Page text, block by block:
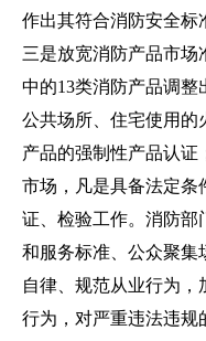
作出其符合消防安全标
三是放宽消防产品市场
中的13类消防产品调整
公共场所、住宅使用的
产品的强制性产品认证
市场，凡是具备法定条
证、检验工作。消防部
和服务标准、公众聚集
自律、规范从业行为
行为，对严重违法违规